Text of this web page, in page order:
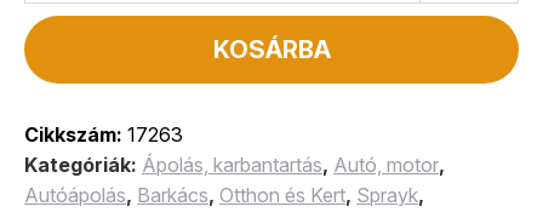
KOSÁRBA
Cikkszám: 17263
Kategóriák: Ápolás, karbantartás, Autó, motor,
Autóápolás, Barkács, Otthon és Kert, Sprayk,